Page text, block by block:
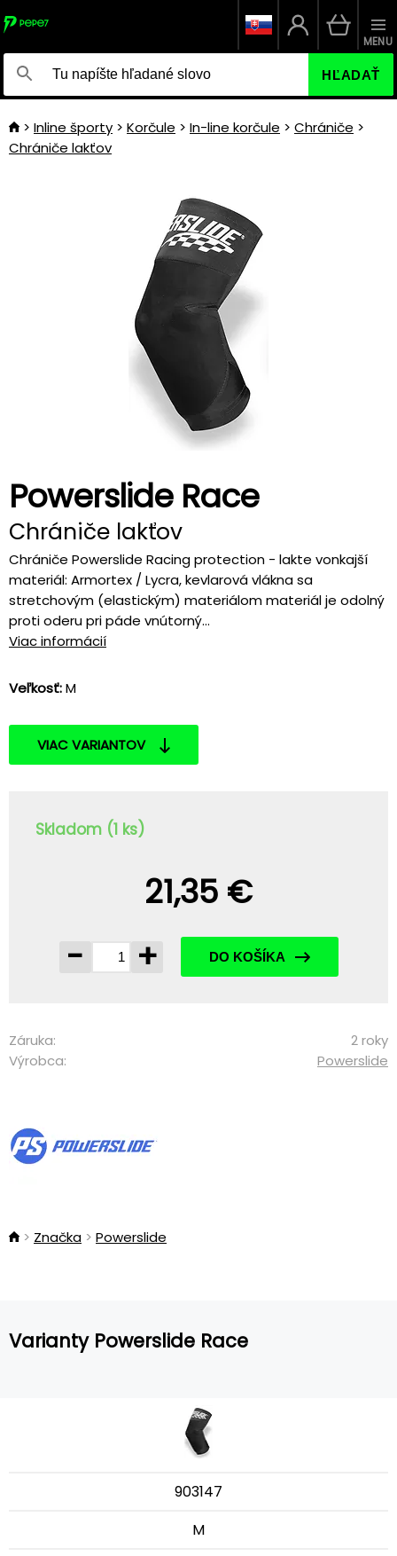
HĽADAŤ
MENU
Inline športy Korčule In-line korčule
Chrániče
Chrániče lakťov
Powerslide Race
Chrániče lakťov
Chrániče Powerslide Racing protection - lakte vonkajší
materiál: Armortex / Lycra, kevlarová vlákna sa
stretchovým (elastickým) materiálom materiál je odolný
proti oderu pri páde vnútorný...
Viac informácií
Veľkosť:M
VIAC VARIANTOV
Skladom (1 ks)
21,35 €
-
+ DO KOŠÍKA
Záruka:
2 roky
Výrobca:
Powerslide
Značka Powerslide
Varianty Powerslide Race
903147
M